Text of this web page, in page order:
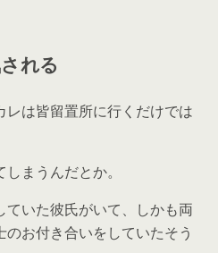
れる
は皆留置所に行くだけでは
まうんだとか。
いた彼氏がいて、しかも両
お付き合いをしていたそう